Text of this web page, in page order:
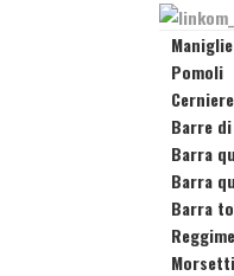
Maniglie
Pomoli
Cerniere
Barre
Barra
Barra
Barra
Morsetti